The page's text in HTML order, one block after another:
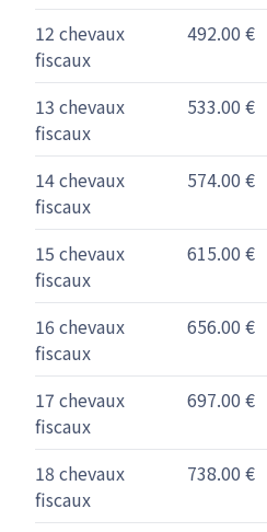
12 chevaux
fiscaux
492.00 €
13 chevaux
fiscaux
533.00 €
14 chevaux
fiscaux
574.00 €
15 chevaux
fiscaux
615.00 €
16 chevaux
fiscaux
656.00 €
17 chevaux
fiscaux
697.00 €
18 chevaux
fiscaux
738.00 €